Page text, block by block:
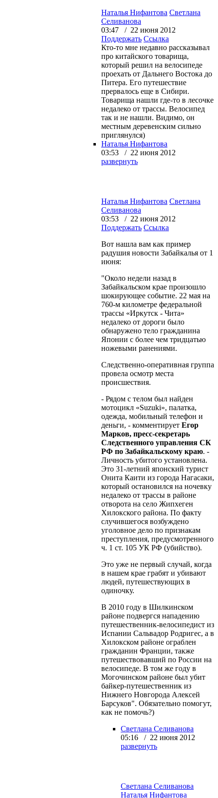
Наталья Нифантова Светлана
Селиванова
03:47 / 22 июня 2012
Поддержать Ссылка
Кто-то мне недавно рассказывал
про китайского товарища,
который решил на велосипеде
проехать от Дальнего Востока до
Питера. Его путешествие
прервалось еще в Сибири.
Товарища нашли где-то в лесочке
недалеко от трассы. Велосипед
так и не нашли. Видимо, он
местным деревенским сильно
приглянулся)
Наталья Нифантова
03:53 / 22 июня 2012
развернуть
Наталья Нифантова Светлана
Селиванова
03:53 / 22 июня 2012
Поддержать Ссылка
Вот нашла вам как пример
радушия новости Забайкалья от 1
июня:
"Около недели назад в
Забайкальском крае произошло
шокирующее событие. 22 мая на
760-м километре федеральной
трассы «Иркутск - Чита»
недалеко от дороги было
обнаружено тело гражданина
Японии с более чем тридцатью
ножевыми ранениями.
Следственно-оперативная группа
провела осмотр места
происшествия.
- Рядом с телом был найден
мотоцикл «Suzuki», палатка,
одежда, мобильный телефон и
деньги, - комментирует Егор
Марков, пресс-секретарь
Следственного управления СК
РФ по Забайкальскому краю. -
Личность убитого установлена.
Это 31-летний японский турист
Онита Каити из города Нагасаки,
который остановился на ночевку
недалеко от трассы в районе
отворота на село Жипхеген
Хилокского района. По факту
случившегося возбуждено
уголовное дело по признакам
преступления, предусмотренного
ч. 1 ст. 105 УК РФ (убийство).
Это уже не первый случай, когда
в нашем крае грабят и убивают
людей, путешествующих в
одиночку.
В 2010 году в Шилкинском
районе подвергся нападению
путешественник-велосипедист из
Испании Сальвадор Родригес, а в
Хилокском районе ограблен
гражданин Франции, также
путешествовавший по России на
велосипеде. В том же году в
Могочинском районе был убит
байкер-путешественник из
Нижнего Новгорода Алексей
Барсуков". Обязательно помогут,
как не помочь?)
Светлана Селиванова
05:16 / 22 июня 2012
развернуть
Светлана Селиванова
Наталья Нифантова